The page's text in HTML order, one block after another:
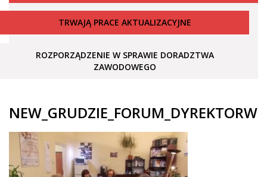
TRWAJĄ PRACE AKTUALIZACYJNE
ROZPORZĄDZENIE W SPRAWIE DORADZTWA
ZAWODOWEGO
NEW_GRUDZIE_FORUM_DYREKTORW